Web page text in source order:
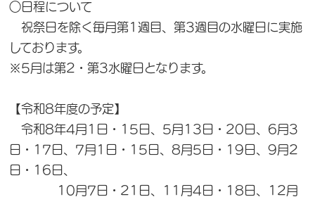
○日程について
祝祭日を除く毎月第1週目、第3週目の水曜日に実施
しております。
※5月は第2・第3水曜日となります。
【令和8年度の予定】
令和8年4月1日・15日、5月13日・20日、6月3
日・17日、7月1日・15日、8月5日・19日、9月2
日・16日、
10月7日・21日、11月4日・18日、12月